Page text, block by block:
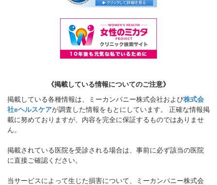
《掲載している情報についてのご注意》
掲載している各種情報は、ミーカンパニー株式会社および株式会
社eヘルスケアが調査した情報をもとにしています。 正確な情報掲
載に努めておりますが、内容を完全に保証するものではありませ
ん。
掲載されている医院を受診される場合は、事前に必ず該当の医院
に直接ご確認ください。
当サービスによって生じた損害について、ミーカンパニー株式会